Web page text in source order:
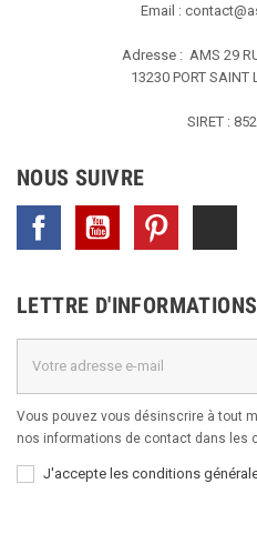
Email :
Adresse : AMS 29
13230 PORT SAINT
SIRET :
NOUS SUIVRE
Facebook YouTube
LETTRE D'INFORMATIONS
Vous pouvez vous désinscrire à tout
nos informations de contact dans les
J'accepte les conditions